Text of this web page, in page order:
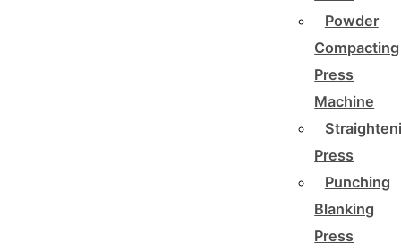
Powder
Compacting
Press
Machine
Press
Punching
Blanking
Press